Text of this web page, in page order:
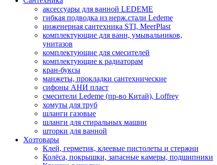
аксессуары для ванной LEDEME
гибкая подводка из нерж.стали Ledeme
инженерная сантехника STI, MeerPlast
комплектующие для ванн, умывальников,
унитазов
комплектующие для смесителей
комплектующие к радиаторам
кран-буксы
манжеты, прокладки сантехнические
сифоны АНИ пласт
смесители Ledeme (пр-во Китай), Loffrey
хомуты для труб
шланги газовые
шланги для стиральных машин
шторки для ванной
Хозтовары
Клей, герметик, клеевые пистолеты и стержни
Колёса, покрышки, запасные камеры, подшипники